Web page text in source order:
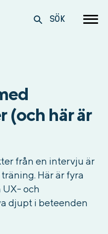
SÖK
(och här är
från en intervju är
Här är fyra
UX- och
djupt i beteenden